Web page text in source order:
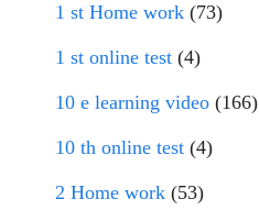
1 st Home work (73)
1 st online test (4)
10 e learning video (166)
10 th online test (4)
2 Home work (53)